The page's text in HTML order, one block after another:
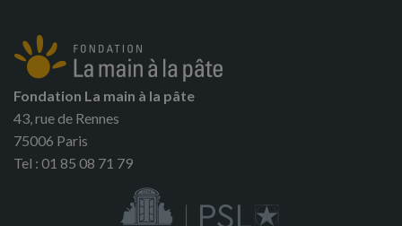
Fondation La main à la pâte
43, rue de Rennes
75006 Paris
Tel : 01 85 08 71 79